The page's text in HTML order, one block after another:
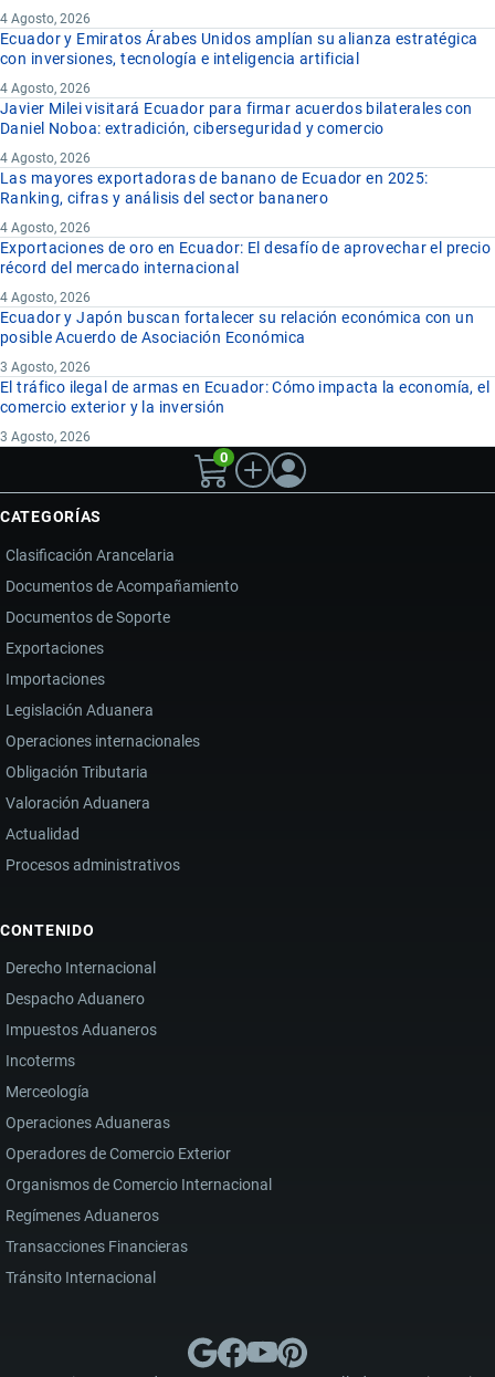
4 Agosto, 2026
Ecuador y Emiratos Árabes Unidos amplían su alianza estratégica
con inversiones, tecnología e inteligencia artificial
4 Agosto, 2026
Javier Milei visitará Ecuador para firmar acuerdos bilaterales con
Daniel Noboa: extradición, ciberseguridad y comercio
4 Agosto, 2026
Las mayores exportadoras de banano de Ecuador en 2025:
Ranking, cifras y análisis del sector bananero
4 Agosto, 2026
Exportaciones de oro en Ecuador: El desafío de aprovechar el precio
récord del mercado internacional
4 Agosto, 2026
Ecuador y Japón buscan fortalecer su relación económica con un
posible Acuerdo de Asociación Económica
3 Agosto, 2026
El tráfico ilegal de armas en Ecuador: Cómo impacta la economía, el
comercio exterior y la inversión
3 Agosto, 2026
0
CATEGORÍAS
Clasificación Arancelaria
Documentos de Acompañamiento
Documentos de Soporte
Exportaciones
Importaciones
Legislación Aduanera
Operaciones internacionales
Obligación Tributaria
Valoración Aduanera
Actualidad
Procesos administrativos
CONTENIDO
Derecho Internacional
Despacho Aduanero
Impuestos Aduaneros
Incoterms
Merceología
Operaciones Aduaneras
Operadores de Comercio Exterior
Organismos de Comercio Internacional
Regímenes Aduaneros
Transacciones Financieras
Tránsito Internacional